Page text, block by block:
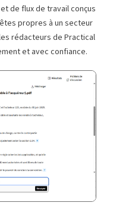
de flux de travail conçus
propres à un secteur
rédacteurs de Practical
et avec confiance.